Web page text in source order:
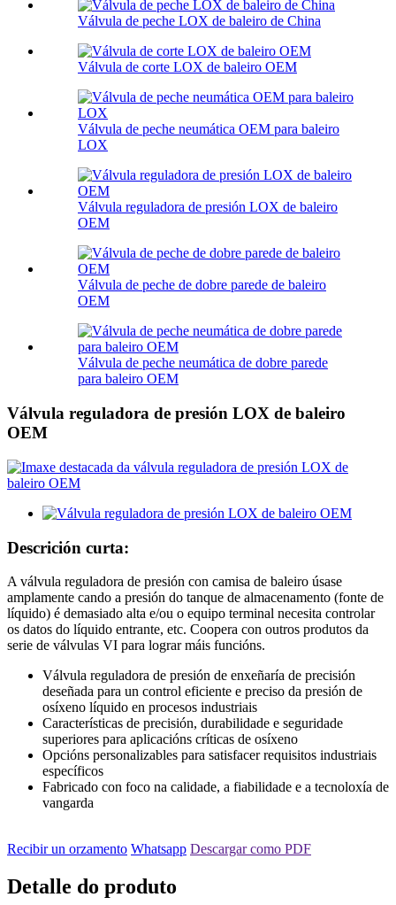
Válvula de peche LOX de baleiro de China
Válvula de corte LOX de baleiro OEM
Válvula de peche neumática OEM para baleiro
LOX
Válvula reguladora de presión LOX de baleiro
OEM
Válvula de peche de dobre parede de baleiro
OEM
Válvula de peche neumática de dobre parede
para baleiro OEM
Válvula reguladora de presión LOX de baleiro
OEM
Descrición curta:
A válvula reguladora de presión con camisa de baleiro úsase
amplamente cando a presión do tanque de almacenamento (fonte de
líquido) é demasiado alta e/ou o equipo terminal necesita controlar
os datos do líquido entrante, etc. Coopera con outros produtos da
serie de válvulas VI para lograr máis funcións.
Válvula reguladora de presión de enxeñaría de precisión
deseñada para un control eficiente e preciso da presión de
osíxeno líquido en procesos industriais
Características de precisión, durabilidade e seguridade
superiores para aplicacións críticas de osíxeno
Opcións personalizables para satisfacer requisitos industriais
específicos
Fabricado con foco na calidade, a fiabilidade e a tecnoloxía de
vangarda
Recibir un orzamento Whatsapp Descargar como PDF
Detalle do produto